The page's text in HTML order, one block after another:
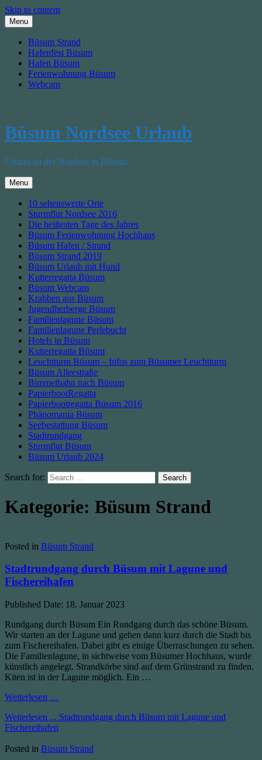
Skip to content
Menu
Büsum Strand
Hafenfest Büsum
Hafen Büsum
Ferienwohnung Büsum
Webcam
Büsum Nordsee Urlaub
Urlaub an der Nordsee in Büsum
Menu
10 sehenswerte Orte
Sturmflut Nordsee 2016
Die heißesten Tage des Jahres
Büsum Ferienwohnung Hochhaus
Büsum Hafen / Strand
Büsum Strand 2019
Büsum Urlaub mit Hund
Kutterregatta Büsum
Büsum Webcam
Krabben aus Büsum
Jugendherberge Büsum
Familienlagune Büsum
Familienlagune Perlebucht
Hotels in Büsum
Kutterregatta Büsum
Leuchtturm Büsum – Infos zum Büsumer Leuchtturm
Büsum Alleestraße
Bimmelbahn nach Büsum
PapierbootRegatta
Papierbootregatta Büsum 2016
Phänomania Büsum
Seebestattung Büsum
Stadtrundgang
Sturmflut Büsum
Büsum Urlaub 2024
Search for:
Kategorie: Büsum Strand
Posted in Büsum Strand
Stadtrundgang durch Büsum mit Lagune und
Fischereihafen
Published Date: 18. Januar 2023
Rundgang durch Büsum Ein Rundgang durch das schöne Büsum.
Wir starten an der Lagune und gehen dann kurz durch die Stadt bis
zum Fischereihafen. Dabei gibt es einige Überraschungen zu sehen.
Die Familienlagune, in sichtweise vom Büsumer Hochhaus, wurde
künstlich angelegt. Strandkörbe sind auf dem Grünstrand zu finden.
Kiten ist in der Lagune möglich. Ein …
Weiterlesen …
Weiterlesen ... Stadtrundgang durch Büsum mit Lagune und
Fischereihafen
Posted in Büsum Strand